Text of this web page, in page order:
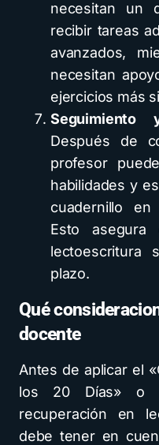
necesitan un
recibir tareas
avanzados,
necesitan
ejercicios más
Seguimiento
Después de
profesor
habilidades y
cuadernillo
Esto
lectoescritura
plazo.
Qué
docente
Antes de aplicar el
los 20 Días» o
recuperación en
debe tener en